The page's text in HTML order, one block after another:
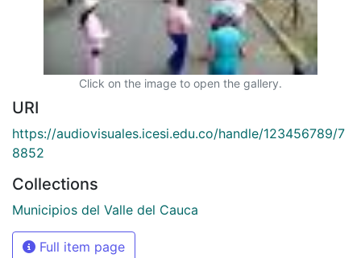
Click on the image to open the gallery.
URI
https://audiovisuales.icesi.edu.co/handle/123456789/7
8852
Collections
Municipios del Valle del Cauca
Full item page